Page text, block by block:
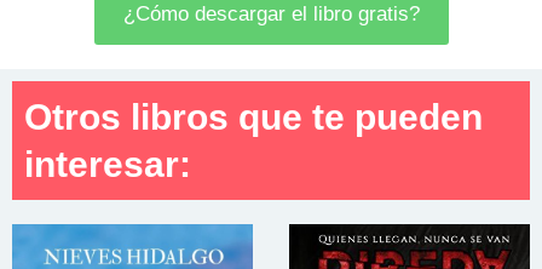
¿Cómo descargar el libro gratis?
Otros libros que te pueden
interesar: